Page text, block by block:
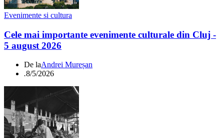
Evenimente si cultura
Cele mai importante evenimente culturale din Cluj -
5 august 2026
De laAndrei Mureșan
.8/5/2026